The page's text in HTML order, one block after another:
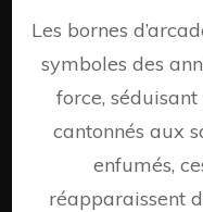
Les bornes
symboles des
force,
cantonnés aux
enfumés,
réapparaissent